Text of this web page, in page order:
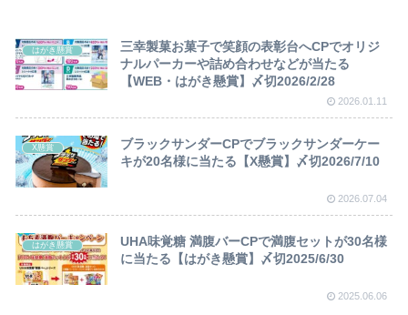
はがき懸賞
三幸製菓お菓子で笑顔の表彰台へCPでオリジ
ナルパーカーや詰め合わせなどが当たる
【WEB・はがき懸賞】〆切2026/2/28
2026.01.11
X懸賞
ブラックサンダーCPでブラックサンダーケー
キが20名様に当たる【X懸賞】〆切2026/7/10
2026.07.04
はがき懸賞
UHA味覚糖 満腹バーCPで満腹セットが30名様
に当たる【はがき懸賞】〆切2025/6/30
2025.06.06